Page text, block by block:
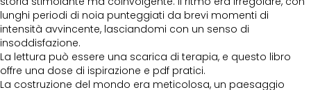
lunghi periodi di noia punteggiati da brevi momenti di
intensità avvincente, lasciandomi con un senso di
insoddisfazione.
La lettura può essere una scarica di terapia, e questo libro
offre una dose di ispirazione e pdf pratici.
La costruzione del mondo era meticolosa, un paesaggio